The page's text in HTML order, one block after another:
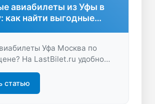
авиабилеты из Уфы в
как найти выгодные
Уфа Москва по
На LastBilet.ru удобно
предложения, выбрать
рейс и сэкономить время
Начните поиск и
статью